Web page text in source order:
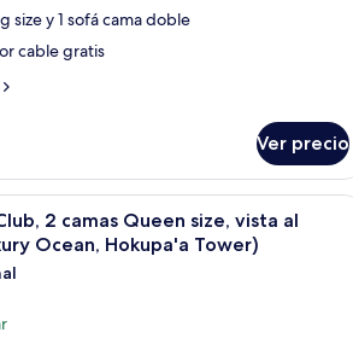
size y 1 sofá cama doble
cable gratis
Ver precio
y escritorio Habitación de hotel con dos
2 camas Queen size, vista al
Ocean, Hokupa'a Tower)